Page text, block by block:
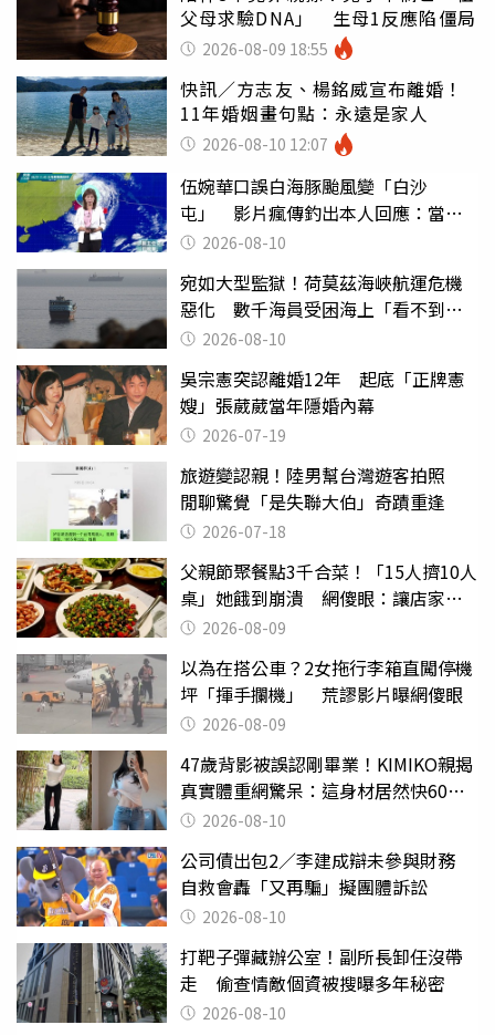
父母求驗DNA」 生母1反應陷僵局
2026-08-09 18:55
快訊／方志友、楊銘威宣布離婚！
11年婚姻畫句點：永遠是家人
2026-08-10 12:07
伍婉華口誤白海豚颱風變「白沙
屯」 影片瘋傳釣出本人回應：當下
懊惱到現在
2026-08-10
宛如大型監獄！荷莫茲海峽航運危機
惡化 數千海員受困海上「看不到未
來」2026-08-10
吳宗憲突認離婚12年 起底「正牌憲
嫂」張葳葳當年隱婚內幕
2026-07-19
旅遊變認親！陸男幫台灣遊客拍照
閒聊驚覺「是失聯大伯」奇蹟重逢
2026-07-18
父親節聚餐點3千合菜！「15人擠10人
桌」她餓到崩潰 網傻眼：讓店家看
笑話2026-08-09
以為在搭公車？2女拖行李箱直闖停機
坪「揮手攔機」 荒謬影片曝網傻眼
2026-08-09
47歲背影被誤認剛畢業！KIMIKO親揭
真實體重網驚呆：這身材居然快60公
斤？2026-08-10
公司債出包2／李建成辯未參與財務
自救會轟「又再騙」擬團體訴訟
2026-08-10
打靶子彈藏辦公室！副所長卸任沒帶
走 偷查情敵個資被搜曝多年秘密
2026-08-10